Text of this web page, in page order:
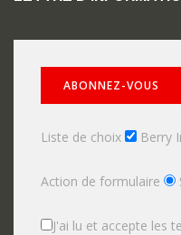
Liste de choix Berry
Action de formulaire
J'ai lu et accepte les